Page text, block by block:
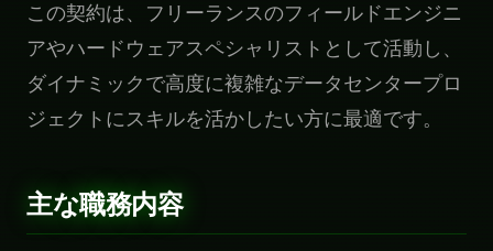
この契約は、フリーランスのフィールドエンジニ
アやハードウェアスペシャリストとして活動し、
ダイナミックで高度に複雑なデータセンタープロ
ジェクトにスキルを活かしたい方に最適です。
主な職務内容